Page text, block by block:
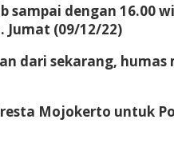
sampai dengan 16.00
Jumat (09/12/22)
dari sekarang, humas
Mojokerto untuk